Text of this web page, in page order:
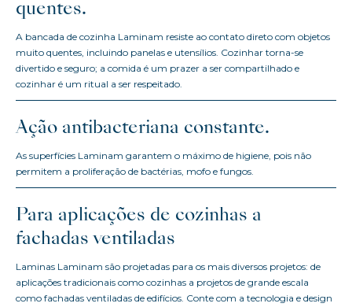
quentes.
A bancada de cozinha Laminam resiste ao contato direto com objetos
muito quentes, incluindo panelas e utensílios. Cozinhar torna-se
divertido e seguro; a comida é um prazer a ser compartilhado e
cozinhar é um ritual a ser respeitado.
Ação antibacteriana constante.
As superfícies Laminam garantem o máximo de higiene, pois não
permitem a proliferação de bactérias, mofo e fungos.
Para aplicações de cozinhas a
fachadas ventiladas
Laminas Laminam são projetadas para os mais diversos projetos: de
aplicações tradicionais como cozinhas a projetos de grande escala
como fachadas ventiladas de edifícios. Conte com a tecnologia e design